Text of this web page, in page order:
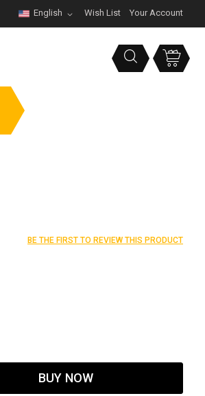
Wish List Your Account
English
BE THE FIRST TO REVIEW THIS PRODUCT
BUY NOW